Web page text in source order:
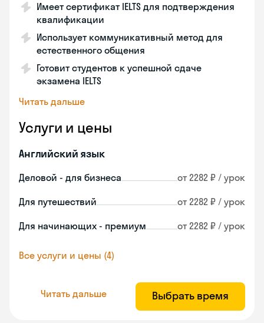
Имеет сертификат IELTS для подтверждения
квалификации
Использует коммуникативный метод для
естественного общения
Готовит студентов к успешной сдаче
экзамена IELTS
Читать дальше
Услуги и цены
Английский язык
Деловой - для бизнеса от 2282 ₽ / урок
Для путешествий от 2282 ₽ / урок
Для начинающих - премиум от 2282 ₽ / урок
Все услуги и цены (4)
Читать дальше Выбрать время